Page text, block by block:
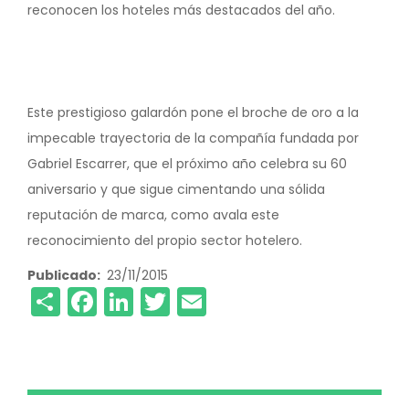
reconocen los hoteles más destacados del año.
Este prestigioso galardón pone el broche de oro a la
impecable trayectoria de la compañía fundada por
Gabriel Escarrer, que el próximo año celebra su 60
aniversario y que sigue cimentando una sólida
reputación de marca, como avala este
reconocimiento del propio sector hotelero.
Publicado 23/11/2015
ShareFacebook
LinkedIn
Twitter